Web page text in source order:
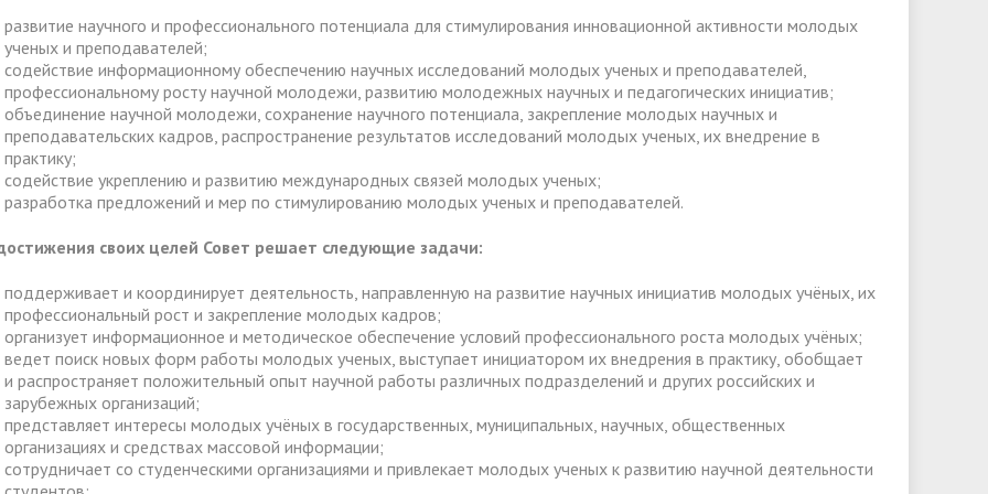
развитие научного и профессионального потенциала для стимулирования инновационной активности молодых
ученых и преподавателей;
содействие информационному обеспечению научных исследований молодых ученых и преподавателей,
профессиональному росту научной молодежи, развитию молодежных научных и педагогических инициатив;
объединение научной молодежи, сохранение научного потенциала, закрепление молодых научных и
преподавательских кадров, распространение результатов исследований молодых ученых, их внедрение в
практику;
содействие укреплению и развитию международных связей молодых ученых;
разработка предложений и мер по стимулированию молодых ученых и преподавателей.
своих целей Совет решает следующие задачи:
поддерживает и координирует деятельность, направленную на развитие научных инициатив молодых учёных, их
профессиональный рост и закрепление молодых кадров;
организует информационное и методическое обеспечение условий профессионального роста молодых учёных;
ведет поиск новых форм работы молодых ученых, выступает инициатором их внедрения в практику, обобщает
и распространяет положительный опыт научной работы различных подразделений и других российских и
зарубежных организаций;
представляет интересы молодых учёных в государственных, муниципальных, научных, общественных
организациях и средствах массовой информации;
сотрудничает со студенческими организациями и привлекает молодых ученых к развитию научной деятельности